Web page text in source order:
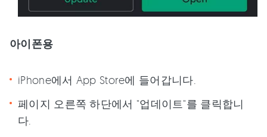
아이폰용
iPhone에서 App Store에 들어갑니다.
페이지 오른쪽 하단에서 "업데이트"를 클릭합니
다.